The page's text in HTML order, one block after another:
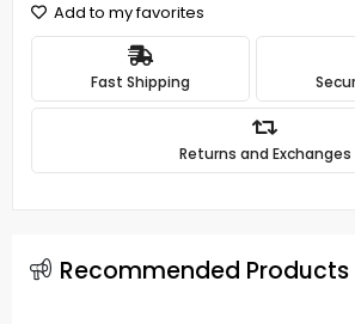
Add to my favorites
Fast Shipping
Returns and Exchanges
Recommended Products